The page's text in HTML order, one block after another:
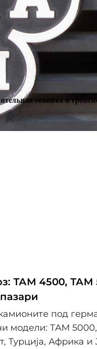
ТАМ 4500,
под
модели: ТАМ
Турција, Африка и